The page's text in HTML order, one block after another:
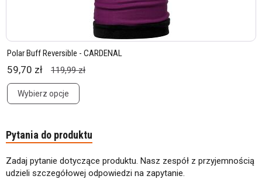
Polar Buff Reversible - CARDENAL
59,70 zł 119,99 zł
Wybierz opcje
Pytania do produktu
Zadaj pytanie dotyczące produktu. Nasz zespół z przyjemnością
udzieli szczegółowej odpowiedzi na zapytanie.